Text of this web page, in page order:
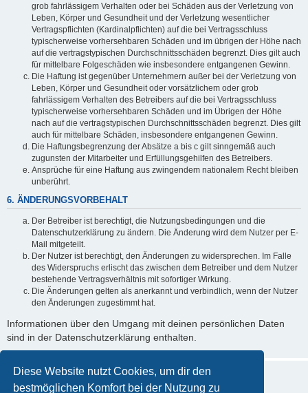
Diese Website nutzt Cookies, um dir den
bestmöglichen Komfort bei der Nutzung zu
grob fahrlässigem Verhalten oder bei Schäden aus der Verletzung von
Leben, Körper und Gesundheit und der Verletzung wesentlicher
Vertragspflichten (Kardinalpflichten) auf die bei Vertragsschluss
typischerweise vorhersehbaren Schäden und im übrigen der Höhe nach
auf die vertragstypischen Durchschnittsschäden begrenzt. Dies gilt auch
für mittelbare Folgeschäden wie insbesondere entgangenen Gewinn.
Die Haftung ist gegenüber Unternehmern außer bei der Verletzung von
Leben, Körper und Gesundheit oder vorsätzlichem oder grob
fahrlässigem Verhalten des Betreibers auf die bei Vertragsschluss
typischerweise vorhersehbaren Schäden und im Übrigen der Höhe
nach auf die vertragstypischen Durchschnittsschäden begrenzt. Dies gilt
auch für mittelbare Schäden, insbesondere entgangenen Gewinn.
Die Haftungsbegrenzung der Absätze a bis c gilt sinngemäß auch
zugunsten der Mitarbeiter und Erfüllungsgehilfen des Betreibers.
Ansprüche für eine Haftung aus zwingendem nationalem Recht bleiben
unberührt.
6. ÄNDERUNGSVORBEHALT
Der Betreiber ist berechtigt, die Nutzungsbedingungen und die
Datenschutzerklärung zu ändern. Die Änderung wird dem Nutzer per E-
Mail mitgeteilt.
Der Nutzer ist berechtigt, den Änderungen zu widersprechen. Im Falle
des Widerspruchs erlischt das zwischen dem Betreiber und dem Nutzer
bestehende Vertragsverhältnis mit sofortiger Wirkung.
Die Änderungen gelten als anerkannt und verbindlich, wenn der Nutzer
den Änderungen zugestimmt hat.
Informationen über den Umgang mit deinen persönlichen Daten
sind in der Datenschutzerklärung enthalten.